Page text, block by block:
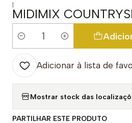
|
MIDIMIX
Quantidade
Adicionar à lista de
Mostrar stock das
PARTILHAR ESTE PRODUTO